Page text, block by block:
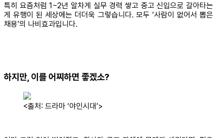
특히 요즘처럼 1~2년 알차게 실무 경력 쌓고 중고 신입으로 갈아타는
게 유행이 된 세상에는 더더욱 그렇습니다. 모두 ‘사람이 없어서 뽑은
채용’의 나비효과입니다.
하지만, 이를 어찌하면 좋겠소?
<출처: 드라마 ‘야인시대’>